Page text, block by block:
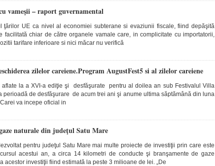
vameşii – raport guvernamental
ţărilor UE ca nivel al economiei subterane si evaziunii fiscale, fiind depăşită
facilitată chiar de către organele vamale care, in complicitate cu importatorii,
tarifare inferioare si nici măcar nu verifică
zilelor careiene.Program AugustFest5 si al zilelor careiene
la a XVI-a ediţie şi desfăşurate pentru al doilea an sub Festivalul Villa
perioadă de desfăşurare de acum trei ani şi anume ultima săptămână din luna
va incepe oficial in
naturale din judeţul Satu Mare
pentru judeţul Satu Mare mai multe proiecte de investiţii prin care este
acestui an, a circa 14 kilometri de conducte şi branşamente de gaze
acestor investiţii fiind estimată la peste 3 milioane de lei. „De